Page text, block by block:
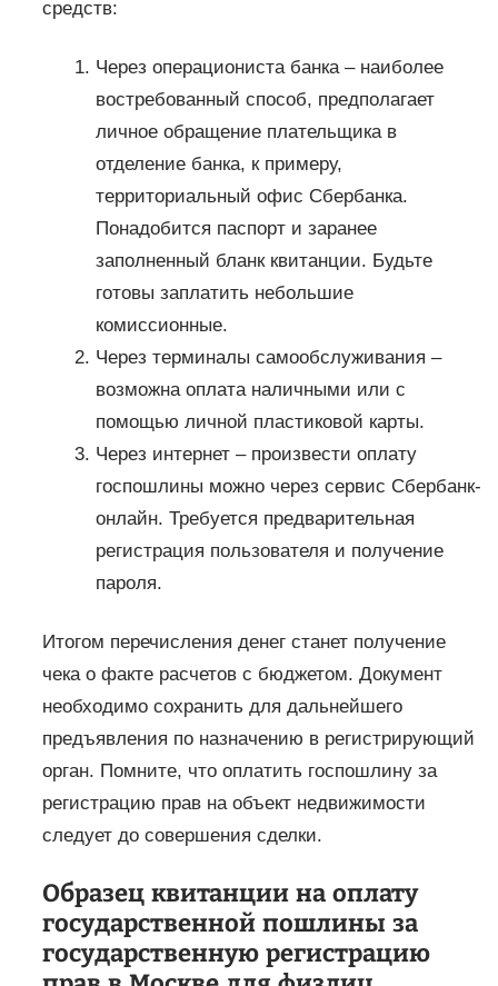
средств:
Через операциониста банка – наиболее
востребованный способ, предполагает
личное обращение плательщика в
отделение банка, к примеру,
территориальный офис Сбербанка.
Понадобится паспорт и заранее
заполненный бланк квитанции. Будьте
готовы заплатить небольшие
комиссионные.
Через терминалы самообслуживания –
возможна оплата наличными или с
помощью личной пластиковой карты.
Через интернет – произвести оплату
госпошлины можно через сервис Сбербанк-
онлайн. Требуется предварительная
регистрация пользователя и получение
пароля.
Итогом перечисления денег станет получение
чека о факте расчетов с бюджетом. Документ
необходимо сохранить для дальнейшего
предъявления по назначению в регистрирующий
орган. Помните, что оплатить госпошлину за
регистрацию прав на объект недвижимости
следует до совершения сделки.
Образец квитанции на оплату
государственной пошлины за
государственную регистрацию